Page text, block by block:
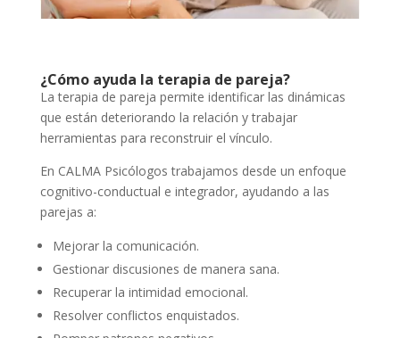
¿Cómo ayuda la terapia de pareja?
La terapia de pareja permite identificar las dinámicas
que están deteriorando la relación y trabajar
herramientas para reconstruir el vínculo.
En CALMA Psicólogos trabajamos desde un enfoque
cognitivo-conductual e integrador, ayudando a las
parejas a:
Mejorar la comunicación.
Gestionar discusiones de manera sana.
Recuperar la intimidad emocional.
Resolver conflictos enquistados.